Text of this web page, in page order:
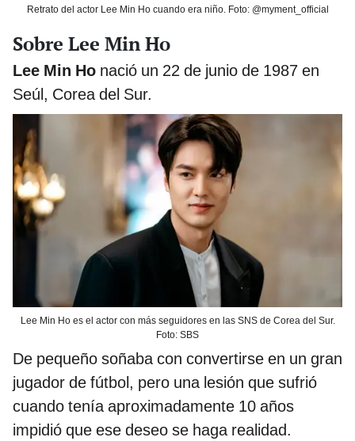
Retrato del actor Lee Min Ho cuando era niño. Foto: @myment_official
Sobre Lee Min Ho
Lee Min Ho nació un 22 de junio de 1987 en
Seúl, Corea del Sur.
Lee Min Ho es el actor con más seguidores en las SNS de Corea del Sur.
Foto: SBS
De pequeño soñaba con convertirse en un gran
jugador de fútbol, pero una lesión que sufrió
cuando tenía aproximadamente 10 años
impidió que ese deseo se haga realidad.